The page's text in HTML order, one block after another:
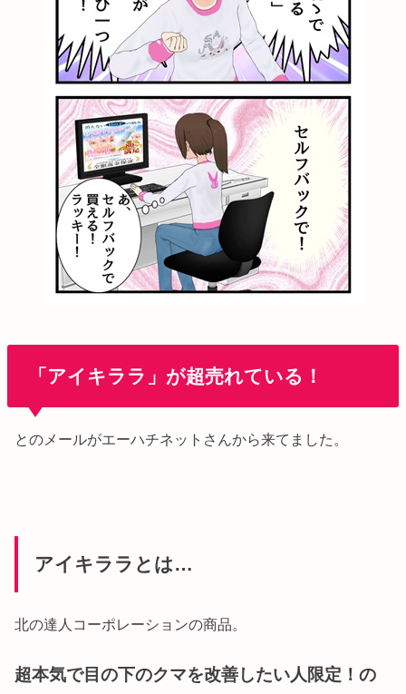
「アイキララ」が超売れている！
とのメールがエーハチネットさんから来てました。
アイキララとは…
北の達人コーポレーションの商品。
超本気で目の下のクマを改善したい人限定！の